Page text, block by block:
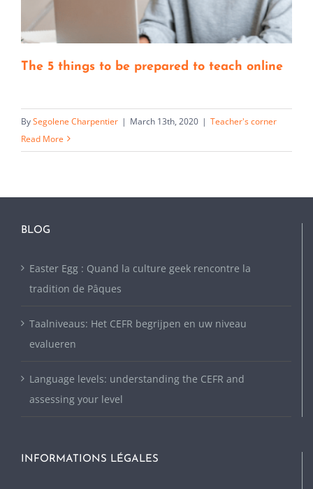
The 5 things to be prepared to teach online
BySegolene Charpentier | March 13th, 2020 | Teacher's corner
Read More
BLOG
Easter Egg : Quand la culture geek rencontre la
tradition de Pâques
Taalniveaus: Het CEFR begrijpen en uw niveau
evalueren
Language levels: understanding the CEFR and
assessing your level
INFORMATIONS LÉGALES